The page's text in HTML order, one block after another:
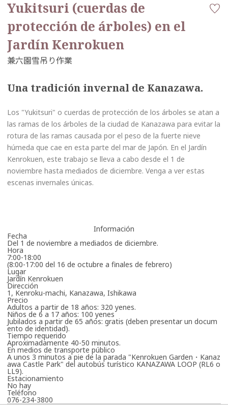
Yukitsuri (cuerdas de
protección de árboles) en el
Jardín Kenrokuen
Una tradición invernal de Kanazawa.
Los "Yukitsuri" o cuerdas de protección de los árboles se atan a
las ramas de los árboles de la ciudad de Kanazawa para evitar la
rotura de las ramas causada por el peso de la fuerte nieve
húmeda que cae en esta parte del mar de Japón. En el Jardín
Kenrokuen, este trabajo se lleva a cabo desde el 1 de
noviembre hasta mediados de diciembre. Venga a ver estas
escenas invernales únicas.
Información
Fecha
Del 1 de noviembre a mediados de diciembre.
Hora
7:00-18:00
(8:00-17:00 del 16 de octubre a finales de febrero)
Lugar
Jardín Kenrokuen
Dirección
1, Kenroku-machi, Kanazawa, Ishikawa
Precio
Adultos a partir de 18 años: 320 yenes.
Niños de 6 a 17 años: 100 yenes
Jubilados a partir de 65 años: gratis (deben presentar un docum
ento de identidad).
Tiempo requerido
Aproximadamente 40-50 minutos.
En medios de transporte público
A unos 3 minutos a pie de la parada "Kenrokuen Garden・Kanaz
awa Castle Park" del autobús turístico KANAZAWA LOOP (RL6 o
LL9).
Estacionamiento
No hay
Teléfono
076-234-3800